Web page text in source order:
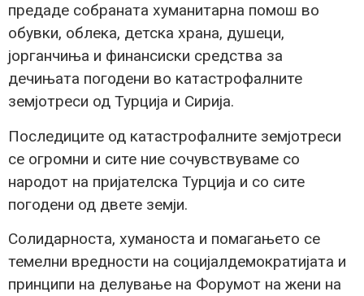
предаде собраната хуманитарна помош во
обувки, облека, детска храна, душеци,
јорганчиња и финансиски средства за
дечињата погодени во катастрофалните
земјотреси од Турција и Сирија.
Последиците од катастрофалните земјотреси
се огромни и сите ние сочувствуваме со
народот на пријателска Турција и со сите
погодени од двете земји.
Солидарноста, хуманоста и помагањето се
темелни вредности на социјалдемократијата и
принципи на делување на Форумот на жени на